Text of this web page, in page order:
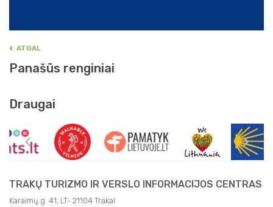
ATGAL
Panašūs renginiai
Draugai
TRAKŲ TURIZMO IR VERSLO INFORMACIJOS CENTRAS
Karaimų g. 41, LT- 21104 Trakai